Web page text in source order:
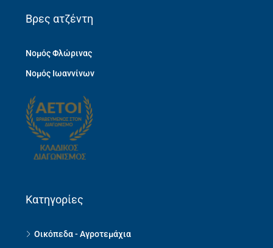
Βρες ατζέντη
Νομός Φλώρινας
Νομός Ιωαννίνων
Κατηγορίες
Οικόπεδα - Αγροτεμάχια